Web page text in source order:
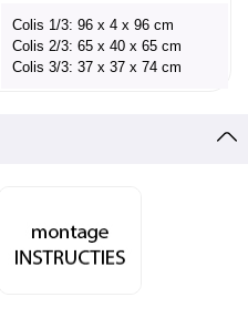
Colis 1/3: 96 x 4 x 96 cm
Colis 2/3: 65 x 40 x 65 cm
Colis 3/3: 37 x 37 x 74 cm